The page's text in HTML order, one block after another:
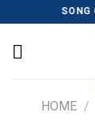
content
HỐ GA, SONG
HOME /